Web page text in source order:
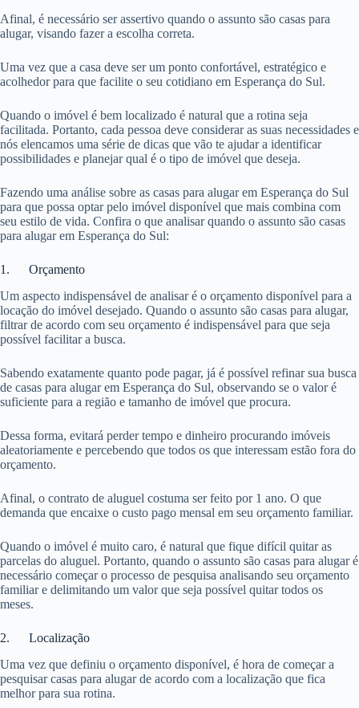
Afinal, é necessário ser assertivo quando o assunto são casas para
alugar, visando fazer a escolha correta.
Uma vez que a casa deve ser um ponto confortável, estratégico e
acolhedor para que facilite o seu cotidiano em Esperança do Sul.
Quando o imóvel é bem localizado é natural que a rotina seja
facilitada. Portanto, cada pessoa deve considerar as suas necessidades e
nós elencamos uma série de dicas que vão te ajudar a identificar
possibilidades e planejar qual é o tipo de imóvel que deseja.
Fazendo uma análise sobre as casas para alugar em Esperança do Sul
para que possa optar pelo imóvel disponível que mais combina com
seu estilo de vida. Confira o que analisar quando o assunto são casas
para alugar em Esperança do Sul:
1. Orçamento
Um aspecto indispensável de analisar é o orçamento disponível para a
locação do imóvel desejado. Quando o assunto são casas para alugar,
filtrar de acordo com seu orçamento é indispensável para que seja
possível facilitar a busca.
Sabendo exatamente quanto pode pagar, já é possível refinar sua busca
de casas para alugar em Esperança do Sul, observando se o valor é
suficiente para a região e tamanho de imóvel que procura.
Dessa forma, evitará perder tempo e dinheiro procurando imóveis
aleatoriamente e percebendo que todos os que interessam estão fora do
orçamento.
Afinal, o contrato de aluguel costuma ser feito por 1 ano. O que
demanda que encaixe o custo pago mensal em seu orçamento familiar.
Quando o imóvel é muito caro, é natural que fique difícil quitar as
parcelas do aluguel. Portanto, quando o assunto são casas para alugar é
necessário começar o processo de pesquisa analisando seu orçamento
familiar e delimitando um valor que seja possível quitar todos os
meses.
2. Localização
Uma vez que definiu o orçamento disponível, é hora de começar a
pesquisar casas para alugar de acordo com a localização que fica
melhor para sua rotina.